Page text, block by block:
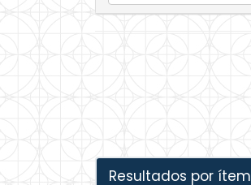
Resultados por